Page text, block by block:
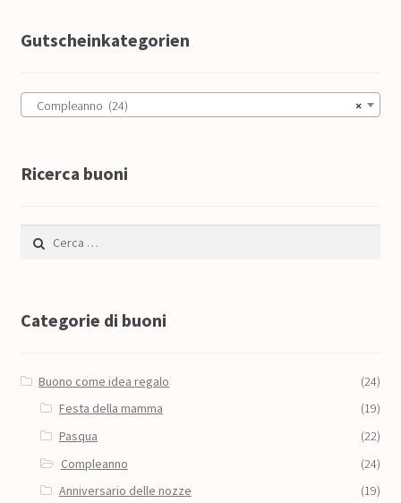
Gutscheinkategorien
×
Compleanno (24)
Ricerca buoni
Ricerca per:
Categorie di buoni
Buono come idea regalo
(24)
Festa della mamma
(19)
Pasqua
(22)
Compleanno
(24)
Anniversario delle nozze
(19)